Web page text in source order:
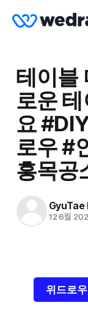
테이블
로운
요
로우 #
흥목공
GyuTae
12 6월
위드로